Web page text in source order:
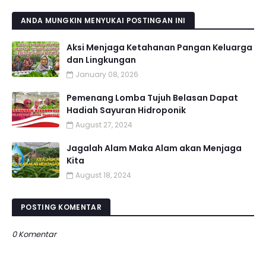
ANDA MUNGKIN MENYUKAI POSTINGAN INI
Aksi Menjaga Ketahanan Pangan Keluarga
dan Lingkungan
January 08, 2026
Pemenang Lomba Tujuh Belasan Dapat
Hadiah Sayuran Hidroponik
August 27, 2024
Jagalah Alam Maka Alam akan Menjaga
Kita
August 18, 2024
POSTING KOMENTAR
0 Komentar